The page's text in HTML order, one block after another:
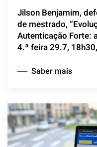
Jilson Benjamim,
de mestrado,
Autenticação Forte:
4.ª feira 29.7,
Saber mais